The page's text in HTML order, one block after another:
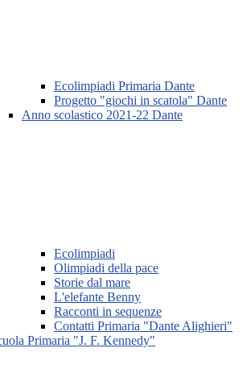
Ecolimpiadi Primaria Dante
Progetto "giochi in scatola" Dante
Anno scolastico 2021-22 Dante
Ecolimpiadi
Olimpiadi della pace
Storie dal mare
L'elefante Benny
Racconti in sequenze
Contatti Primaria "Dante Alighieri"
Primaria "J. F. Kennedy"